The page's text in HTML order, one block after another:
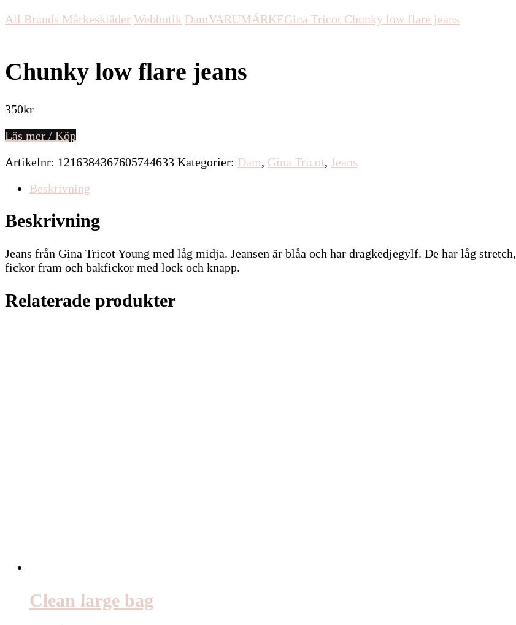
All Brands Mårkeskläder Webbutik DamVARUMÄRKEGina Tricot Chunky low flare jeans
Chunky low flare jeans
350kr
Läs mer / Köp
Artikelnr: 1216384367605744633 Kategorier: Dam, Gina Tricot, Jeans
Beskrivning
Beskrivning
Jeans från Gina Tricot Young med låg midja. Jeansen är blåa och har dragkedjegylf. De har låg stretch,
fickor fram och bakfickor med lock och knapp.
Relaterade produkter
Clean large bag